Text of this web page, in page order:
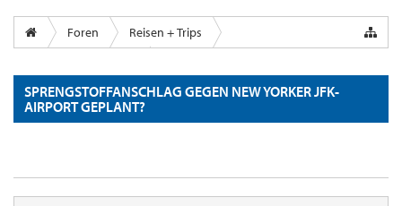
Foren
Reisen + Trips
SPRENGSTOFFANSCHLAG GEGEN NEW YORKER JFK-
AIRPORT GEPLANT?